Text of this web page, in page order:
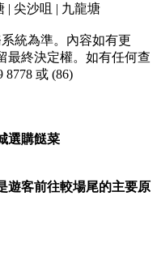
| 尖沙咀 | 九龍塘
統為準。內容如有更
最終決定權。如有任何查
8778 或 (86)
選購餸菜
遊客前往較場尾的主要原